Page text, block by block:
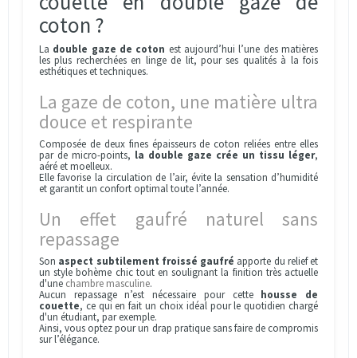
coton ?
La double gaze de coton est aujourd’hui l’une des matières
les plus recherchées en linge de lit, pour ses qualités à la fois
esthétiques et techniques.
La gaze de coton, une matière ultra
douce et respirante
Composée de deux fines épaisseurs de coton reliées entre elles
par de micro-points, la double gaze crée un tissu léger,
aéré et moelleux.
Elle favorise la circulation de l’air, évite la sensation d’humidité
et garantit un confort optimal toute l’année.
Un effet gaufré naturel sans
repassage
Son aspect subtilement froissé gaufré apporte du relief et
un style bohème chic tout en soulignant la finition très actuelle
d'une chambre masculine.
Aucun repassage n’est nécessaire pour cette housse de
couette, ce qui en fait un choix idéal pour le quotidien chargé
d'un étudiant, par exemple.
Ainsi, vous optez pour un drap pratique sans faire de compromis
sur l’élégance.